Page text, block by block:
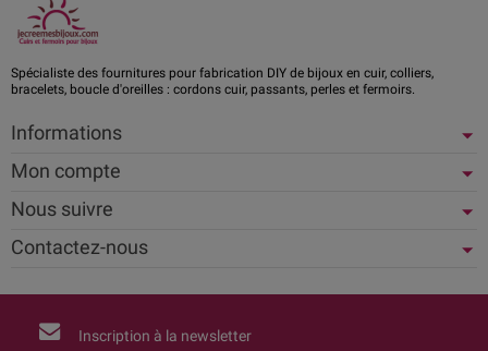
Spécialiste des fournitures pour fabrication DIY de bijoux en cuir, colliers,
bracelets, boucle d'oreilles : cordons cuir, passants, perles et fermoirs.
Informations
Mon compte
Nous suivre
Contactez-nous
Inscription à la newsletter